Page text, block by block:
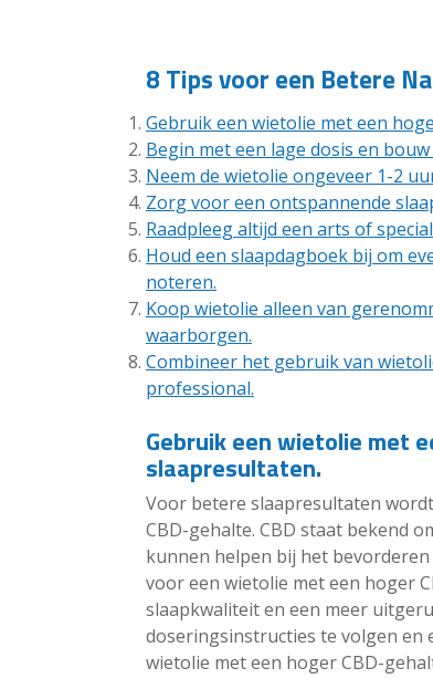
8 Tips voor een Betere
Gebruik een wietolie met een
Begin met een lage dosis en
Neem de wietolie ongeveer 1-2
Zorg voor een ontspannende
Raadpleeg altijd een arts of
Houd een slaapdagboek bij om
noteren.
Koop wietolie alleen van
waarborgen.
Combineer het gebruik van
professional.
Gebruik een wietolie met
slaapresultaten.
Voor betere slaapresultaten
CBD-gehalte. CBD staat bekend
kunnen helpen bij het
voor een wietolie met een hoger
slaapkwaliteit en een meer
doseringsinstructies te volgen en
wietolie met een hoger CBD-